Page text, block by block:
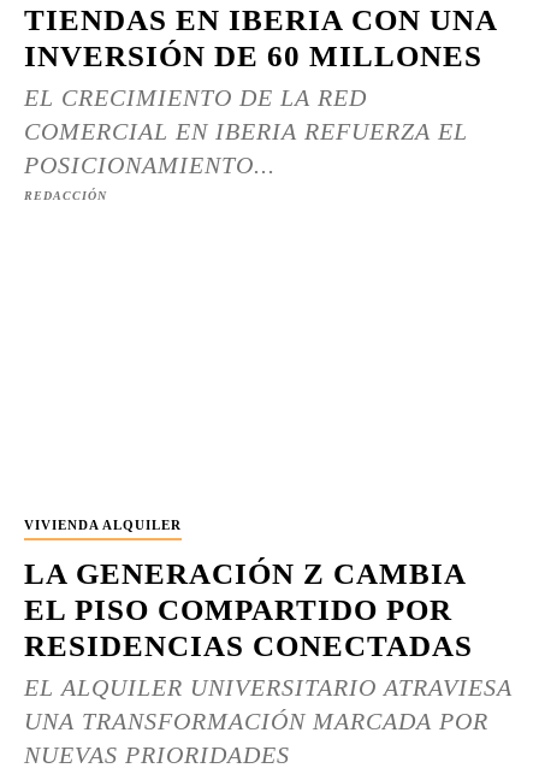
TIENDAS EN IBERIA CON UNA
INVERSIÓN DE 60 MILLONES
EL CRECIMIENTO DE LA RED
COMERCIAL EN IBERIA REFUERZA EL
POSICIONAMIENTO...
REDACCIÓN
VIVIENDA ALQUILER
LA GENERACIÓN Z CAMBIA
EL PISO COMPARTIDO POR
RESIDENCIAS CONECTADAS
EL ALQUILER UNIVERSITARIO ATRAVIESA
UNA TRANSFORMACIÓN MARCADA POR
NUEVAS PRIORIDADES